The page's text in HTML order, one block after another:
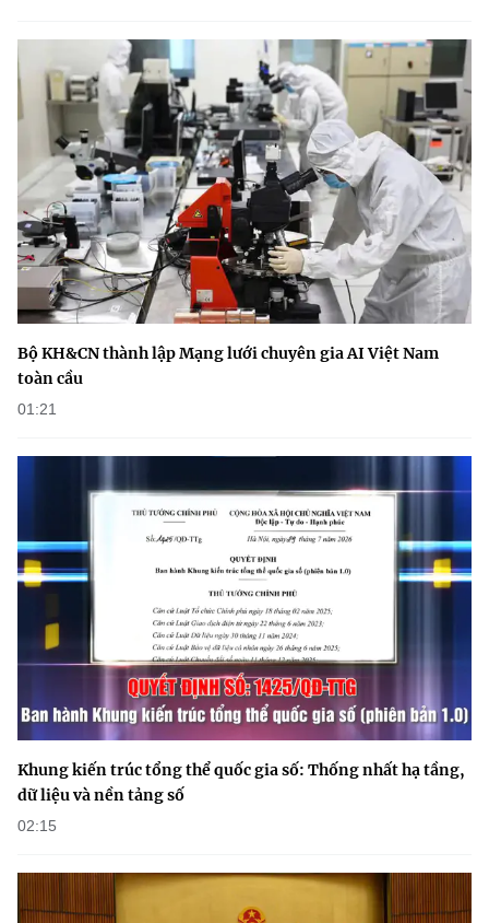
Bộ KH&CN thành lập Mạng lưới chuyên gia AI Việt Nam
toàn cầu
01:21
Khung kiến trúc tổng thể quốc gia số: Thống nhất hạ tầng,
dữ liệu và nền tảng số
02:15